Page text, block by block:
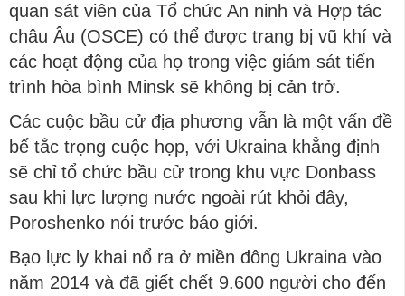
quan sát viên của Tổ chức An ninh và Hợp tác
châu Âu (OSCE) có thể được trang bị vũ khí và
các hoạt động của họ trong việc giám sát tiến
trình hòa bình Minsk sẽ không bị cản trở.
Các cuộc bầu cử địa phương vẫn là một vấn đề
bế tắc trọng cuộc họp, với Ukraina khẳng định
sẽ chỉ tổ chức bầu cử trong khu vực Donbass
sau khi lực lượng nước ngoài rút khỏi đây,
Poroshenko nói trước báo giới.
Bạo lực ly khai nổ ra ở miền đông Ukraina vào
năm 2014 và đã giết chết 9.600 người cho đến